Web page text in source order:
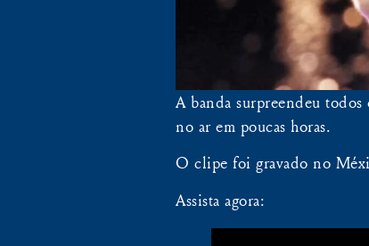
A banda surpreendeu
no ar em poucas horas.
O clipe foi gravado no
Assista agora: